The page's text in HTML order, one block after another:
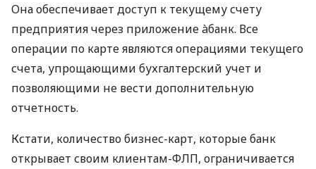
Она обеспечивает доступ к текущему счету
предприятия через приложение àбанк. Все
операции по карте являются операциями текущего
счета, упрощающими бухгалтерский учет и
позволяющими не вести дополнительную
отчетность.
Кстати, количество бизнес-карт, которые банк
открывает своим клиентам-ФЛП, ограничивается